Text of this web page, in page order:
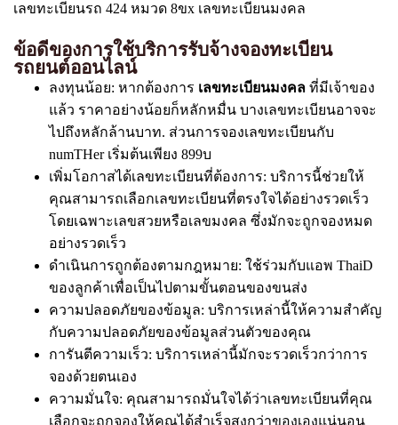
เลขทะเบียนรถ 424 หมวด 8ขx เลขทะเบียนมงคล
ข้อดีของการใช้บริการรับจ้างจองทะเบียน
รถยนต์ออนไลน์
ลงทุนน้อย: หากต้องการ เลขทะเบียนมงคล ที่มีเจ้าของ
แล้ว ราคาอย่างน้อยก็หลักหมื่น บางเลขทะเบียนอาจจะ
ไปถึงหลักล้านบาท. ส่วนการจองเลขทะเบียนกับ
numTHer เริ่มต้นเพียง 899บ
เพิ่มโอกาสได้เลขทะเบียนที่ต้องการ: บริการนี้ช่วยให้
คุณสามารถเลือกเลขทะเบียนที่ตรงใจได้อย่างรวดเร็ว
โดยเฉพาะเลขสวยหรือเลขมงคล ซึ่งมักจะถูกจองหมด
อย่างรวดเร็ว
ดำเนินการถูกต้องตามกฎหมาย: ใช้ร่วมกับแอพ ThaiD
ของลูกค้าเพื่อเป็นไปตามขั้นตอนของขนส่ง
ความปลอดภัยของข้อมูล: บริการเหล่านี้ให้ความสำคัญ
กับความปลอดภัยของข้อมูลส่วนตัวของคุณ
การันตีความเร็ว: บริการเหล่านี้มักจะรวดเร็วกว่าการ
จองด้วยตนเอง
ความมั่นใจ: คุณสามารถมั่นใจได้ว่าเลขทะเบียนที่คุณ
เลือกจะถูกจองให้คุณได้สำเร็จสูงกว่าของเองแน่นอน